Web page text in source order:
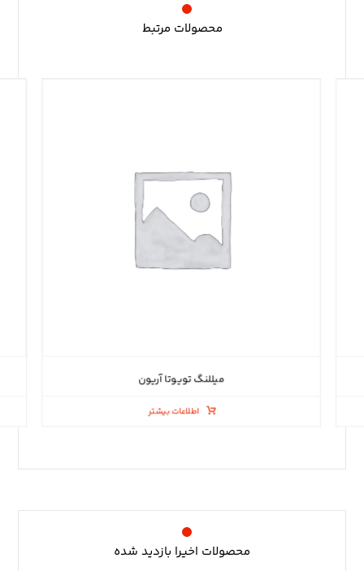
محصولات مرتبط
میللنگ تویوتا آریون
اطلاعات بیشتر
محصولات اخیرا بازدید شده